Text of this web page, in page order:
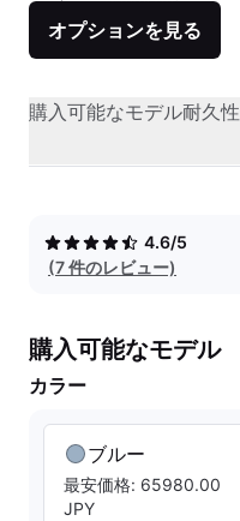
オプションを見る
購入可能なモデル耐久性
4.6/5
(7 件のレビュー)
購入可能なモデル
カラー
ブルー
最安価格: 65980.00
JPY